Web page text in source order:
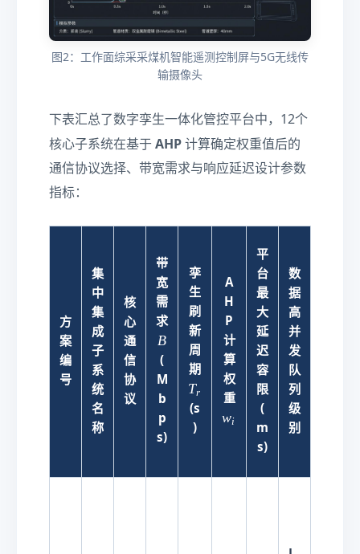
}
图2：工作面综采采煤机智能遥测控制屏与5G无线传
输摄像头
下表汇总了数字孪生一体化管控平台中，12个
核心子系统在基于 AHP 计算确定权重值后的
通信协议选择、带宽需求与响应延迟设计参数
指标：
方
案
编
号
集
中
集
成
子
系
统
名
称
核
心
通
信
协
议
带
宽
需
求
B
B
(
M
b
p
s)
孪
生
刷
新
周
期
T
_
r
Tr
(s
)
A
H
P
计
算
权
重
w
wi
平
台
最
大
延
迟
容
限
(
m
s)
数
据
高
并
发
队
列
级
别